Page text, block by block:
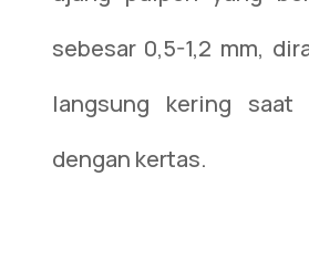
sebesar 0,5-1,2 mm,
langsung kering saat
dengan kertas.